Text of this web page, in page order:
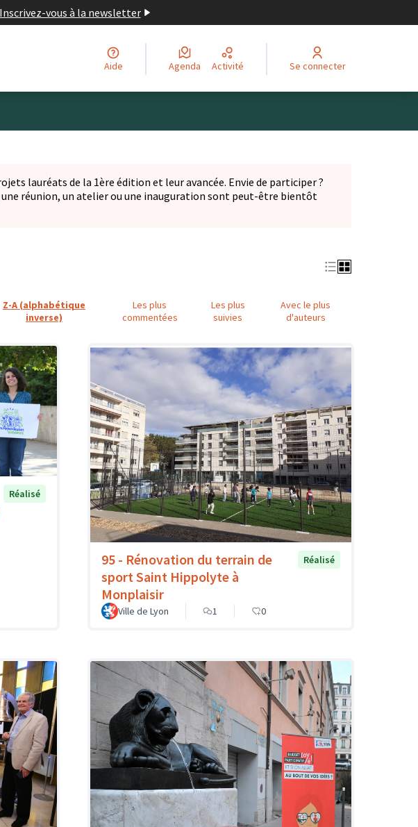
Inscrivez-vous à la newsletter
Aide Agenda Activité Se connecter
lauréats de la 1ère édition et leur avancée. Envie de participer ?
dans un nouvel onglet)
une réunion, un atelier ou une inauguration sont peut-être bientôt
Z-A (alphabétique
inverse)
Les plus
commentées
Les plus
suivies
Avec le plus
d'auteurs
Réalisé
95 - Rénovation du terrain de
sport Saint Hippolyte à
Monplaisir
Réalisé
Ville de Lyon 1 0